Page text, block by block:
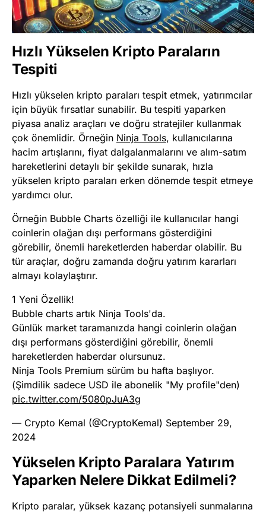
Hızlı Yükselen Kripto Paraların
Tespiti
Hızlı yükselen kripto paraları tespit etmek, yatırımcılar
için büyük fırsatlar sunabilir. Bu tespiti yaparken
piyasa analiz araçları ve doğru stratejiler kullanmak
çok önemlidir. Örneğin Ninja Tools, kullanıcılarına
hacim artışlarını, fiyat dalgalanmalarını ve alım-satım
hareketlerini detaylı bir şekilde sunarak, hızla
yükselen kripto paraları erken dönemde tespit etmeye
yardımcı olur.
Örneğin Bubble Charts özelliği ile kullanıcılar hangi
coinlerin olağan dışı performans gösterdiğini
görebilir, önemli hareketlerden haberdar olabilir. Bu
tür araçlar, doğru zamanda doğru yatırım kararları
almayı kolaylaştırır.
1 Yeni Özellik!
Bubble charts artık Ninja Tools'da.
Günlük market taramanızda hangi coinlerin olağan
dışı performans gösterdiğini görebilir, önemli
hareketlerden haberdar olursunuz.
Ninja Tools Premium sürüm bu hafta başlıyor.
(Şimdilik sadece USD ile abonelik "My profile"den)
pic.twitter.com/5080pJuA3g
— Crypto Kemal (@CryptoKemal) September 29,
2024
Yükselen Kripto Paralara Yatırım
Yaparken Nelere Dikkat Edilmeli?
Kripto paralar, yüksek kazanç potansiyeli sunmalarına